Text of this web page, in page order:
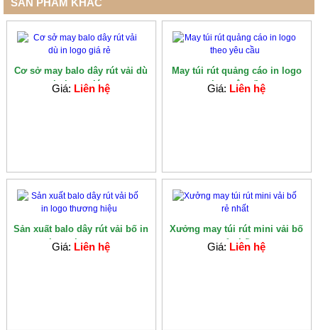
SẢN PHẨM KHÁC
Cơ sở may balo dây rút vải dù
in logo giá...
Giá: Liên hệ
May túi rút quảng cáo in logo
theo yêu cầu
Giá: Liên hệ
Sản xuất balo dây rút vải bố in
logo thương...
Giá: Liên hệ
Xưởng may túi rút mini vải bố
rẻ nhất
Giá: Liên hệ